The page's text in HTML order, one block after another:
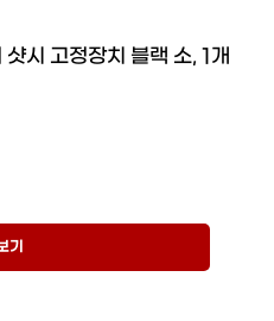
시 고정장치 블랙 소, 1개
기